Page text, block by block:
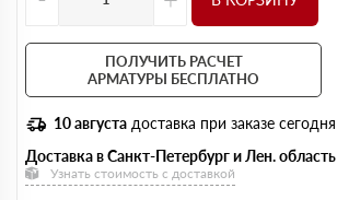
ПОЛУЧИТЬ РАСЧЕТ
АРМАТУРЫ БЕСПЛАТНО
10 августа доставка при заказе сегодня
Доставка в Санкт-Петербург и Лен. область
Узнать стоимость с доставкой